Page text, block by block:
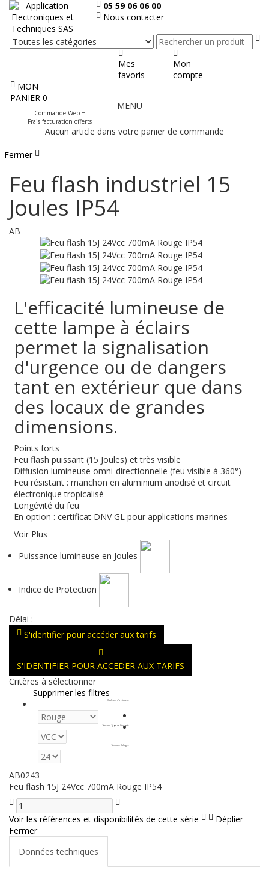
05 59 06 06 00
Nous contacter
Mes
favoris
Mon
compte
MON
PANIER 0
Commande Web =
Frais facturation offerts
le
MENU
Aucun article dans votre panier de commande
Fermer
Feu flash industriel 15
Joules IP54
AB
L'efficacité lumineuse de
cette lampe à éclairs
permet la signalisation
d'urgence ou de dangers
tant en extérieur que dans
des locaux de grandes
dimensions.
Points forts
Feu flash puissant (15 Joules) et très visible
Diffusion lumineuse omni-directionnelle (feu visible à 360°)
Feu résistant : manchon en aluminium anodisé et circuit
électronique tropicalisé
Longévité du feu
En option : certificat DNV GL pour applications marines
Voir Plus
Puissance lumineuse en Joules
Indice de Protection
Délai :
S'identifier pour accéder aux tarifs
S'IDENTIFIER POUR ACCEDER AUX TARIFS
Critères à sélectionner
Supprimer les filtres
Couleurs d'optiques :
Tension - Type de Courant :
Tension - Voltage :
AB0243
Feu flash 15J 24Vcc 700mA Rouge IP54
Voir les références et disponibilités de cette série
Déplier
Fermer
Données techniques